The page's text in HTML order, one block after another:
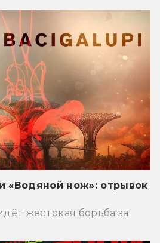
«Водяной нож»: отрывок
жестокая борьба за